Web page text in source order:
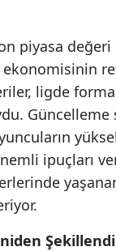
piyasa
ligde
Güncelleme
ipuçları
Şekillendi